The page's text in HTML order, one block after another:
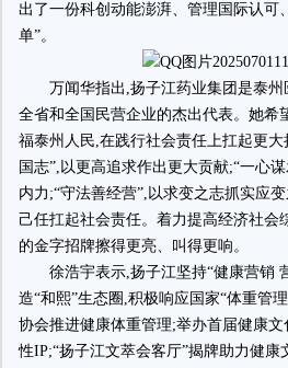
出了一份科创动能澎湃、管理国际认可
单”。
万闻华指出,扬子江药业集团是泰
全省和全国民营企业的杰出代表。她希
福泰州人民,在践行社会责任上扛起更
国志”,以更高追求作出更大贡献;“一心
内力;“守法善经营”,以求变之志抓实应
己任扛起社会责任。着力提高经济社会
的金字招牌擦得更亮、叫得更响。
徐浩宇表示,扬子江坚持“健康营销
造“和熙”生态圈,积极响应国家“体重管
协会推进健康体重管理;举办首届健康
性IP;“扬子江文萃会客厅”揭牌助力健康